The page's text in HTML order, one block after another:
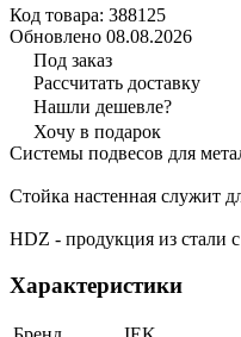
Код товара: 388125
Обновлено 08.08.2026
Под заказ
Рассчитать доставку
Нашли дешевле?
Хочу в подарок
Системы подвесов для
Стойка настенная служит
HDZ - продукция из стали
Характеристики